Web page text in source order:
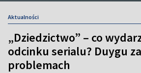
Aktualności
„Dziedzictwo” – co
odcinku serialu? Duygu
problemach